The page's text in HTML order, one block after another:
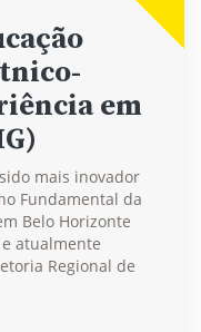
em
mais inovador
Fundamental da
Belo Horizonte
atualmente
Regional de